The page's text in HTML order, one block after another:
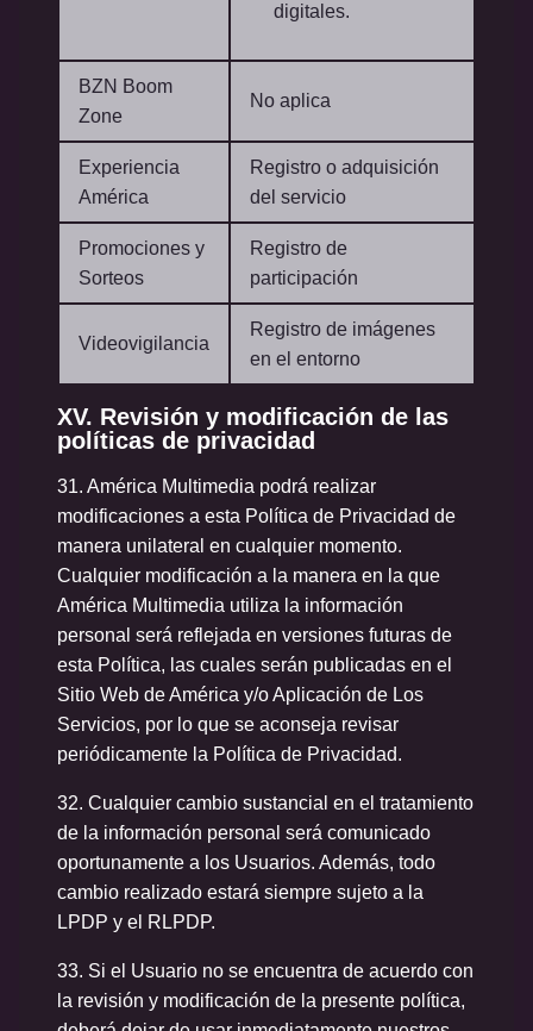
digitales.
BZN Boom
Zone
No aplica
Experiencia
América
Registro o adquisición
del servicio
Promociones y
Sorteos
Registro de
participación
Videovigilancia
Registro de imágenes
en el entorno
XV. Revisión y modificación de las
políticas de privacidad
31. América Multimedia podrá realizar
modificaciones a esta Política de Privacidad de
manera unilateral en cualquier momento.
Cualquier modificación a la manera en la que
América Multimedia utiliza la información
personal será reflejada en versiones futuras de
esta Política, las cuales serán publicadas en el
Sitio Web de América y/o Aplicación de Los
Servicios, por lo que se aconseja revisar
periódicamente la Política de Privacidad.
32. Cualquier cambio sustancial en el tratamiento
de la información personal será comunicado
oportunamente a los Usuarios. Además, todo
cambio realizado estará siempre sujeto a la
LPDP y el RLPDP.
33. Si el Usuario no se encuentra de acuerdo con
la revisión y modificación de la presente política,